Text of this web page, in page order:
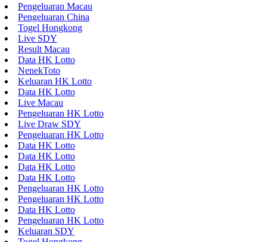
Pengeluaran Macau
Pengeluaran China
Togel Hongkong
Live SDY
Result Macau
Data HK Lotto
NenekToto
Keluaran HK Lotto
Data HK Lotto
Live Macau
Pengeluaran HK Lotto
Live Draw SDY
Pengeluaran HK Lotto
Data HK Lotto
Data HK Lotto
Data HK Lotto
Data HK Lotto
Pengeluaran HK Lotto
Pengeluaran HK Lotto
Data HK Lotto
Pengeluaran HK Lotto
Keluaran SDY